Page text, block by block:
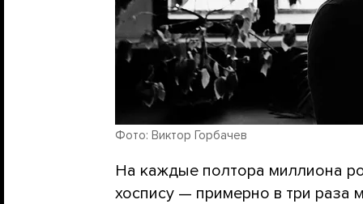
Фото: Виктор Горбачев
На каждые полтора миллиона
хоспису — примерно в три раза